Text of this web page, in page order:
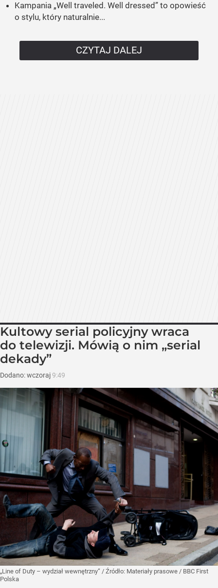
Kampania „Well traveled. Well dressed” to opowieść
o stylu, który naturalnie...
CZYTAJ DALEJ
Kultowy serial policyjny wraca
do telewizji. Mówią o nim „serial
dekady”
Dodano:wczoraj 9:49
„Line of Duty – wydział wewnętrzny” / Źródło: Materiały prasowe / BBC First
Polska